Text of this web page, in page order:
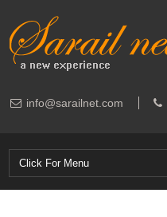
info@sarailnet.com